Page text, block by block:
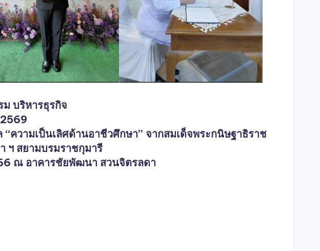
ม บริหารธุรกิจ
ความเป็นเลิศด้านอาชีวศึกษา” จากสมเด็จพระกนิษฐาธิราช
ฯ สยามบรมราชกุมารี
ณ อาคารชัยพัฒนา สวนจิตรลดา